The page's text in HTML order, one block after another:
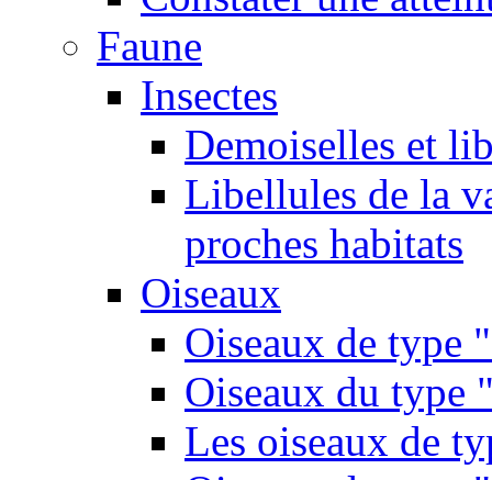
Faune
Insectes
Demoiselles et
Libellules de la
proches habitats
Oiseaux
Oiseaux de type
Oiseaux du type
Les oiseaux de